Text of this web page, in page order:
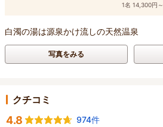
1名 14,300円～
白濁の湯は源泉かけ流しの天然温泉
写真をみる
クチコミ
4.8
974件